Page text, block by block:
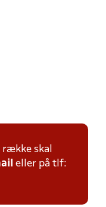
skal
eller på tlf: